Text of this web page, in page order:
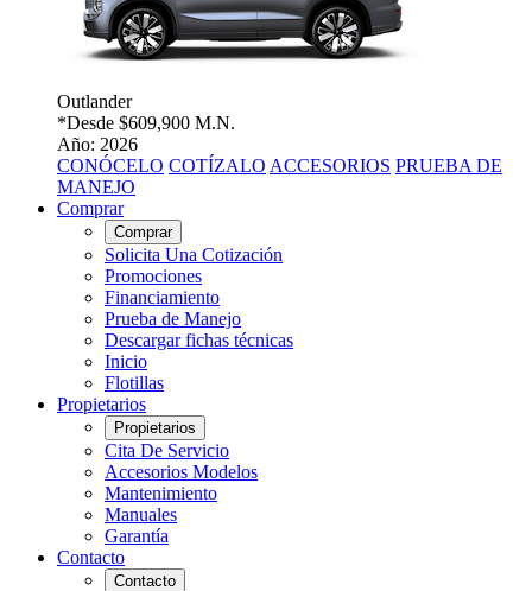
Outlander
*Desde $609,900 M.N.
Año: 2026
CONÓCELO COTÍZALO ACCESORIOS PRUEBA DE
MANEJO
Comprar
Comprar
Solicita Una Cotización
Promociones
Financiamiento
Prueba de Manejo
Descargar fichas técnicas
Inicio
Flotillas
Propietarios
Propietarios
Cita De Servicio
Accesorios Modelos
Mantenimiento
Manuales
Garantía
Contacto
Contacto